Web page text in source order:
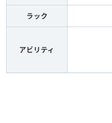
ラック
アビリティ